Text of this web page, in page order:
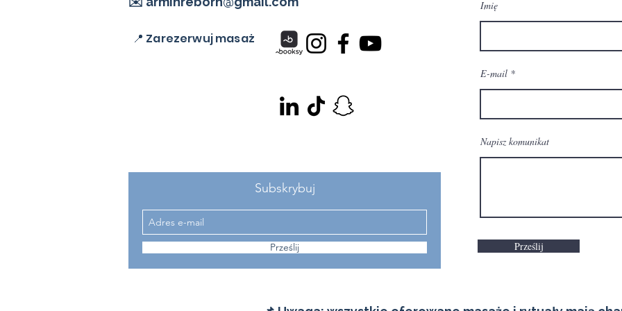
📍 Zarezerwuj masaż
Subskrybuj
Prześlij
Imię
E-mail
Napisz komunikat
Prześlij